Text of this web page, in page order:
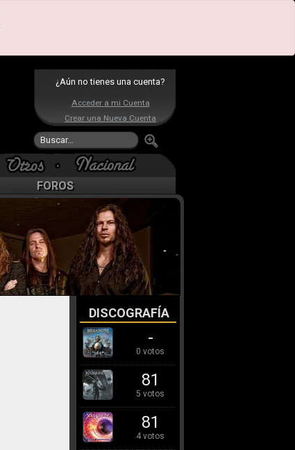
¿Aún no tienes una cuenta?
Acceder a mi Cuenta
Crear una Nueva Cuenta
FOROS
DISCOGRAFÍA
-
0 votos
81
5 votos
81
4 votos